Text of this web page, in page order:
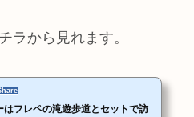
ラから見れます。
はフレペの滝遊歩道とセットで訪